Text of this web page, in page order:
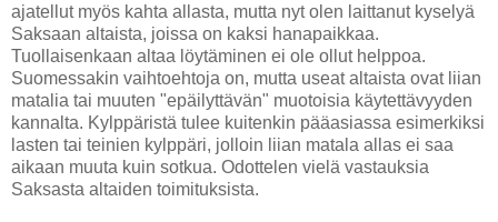
ajatellut myös kahta allasta, mutta nyt olen laittanut kyselyä
Saksaan altaista, joissa on kaksi hanapaikkaa.
Tuollaisenkaan altaa löytäminen ei ole ollut helppoa.
Suomessakin vaihtoehtoja on, mutta useat altaista ovat liian
matalia tai muuten "epäilyttävän" muotoisia käytettävyyden
kannalta. Kylppäristä tulee kuitenkin pääasiassa esimerkiksi
lasten tai teinien kylppäri, jolloin liian matala allas ei saa
aikaan muuta kuin sotkua. Odottelen vielä vastauksia
Saksasta altaiden toimituksista.